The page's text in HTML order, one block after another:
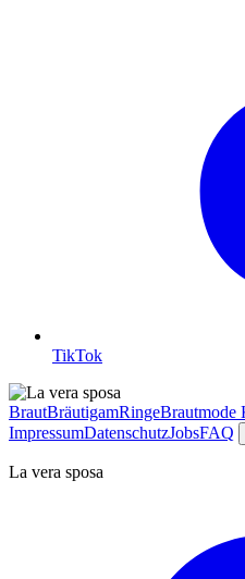
TikTok
BrautBräutigamRingeBrautmode
ImpressumDatenschutzJobsFAQ
La vera sposa